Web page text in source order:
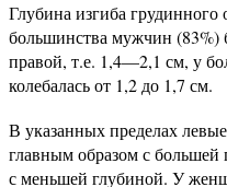
Глубина изгиба
большинства мужчин (83%)
правой, т.е. 1,4—2,1 см, у
колебалась от 1,2 до 1,7 см.
В указанных пределах
главным образом с
с меньшей глубиной. У